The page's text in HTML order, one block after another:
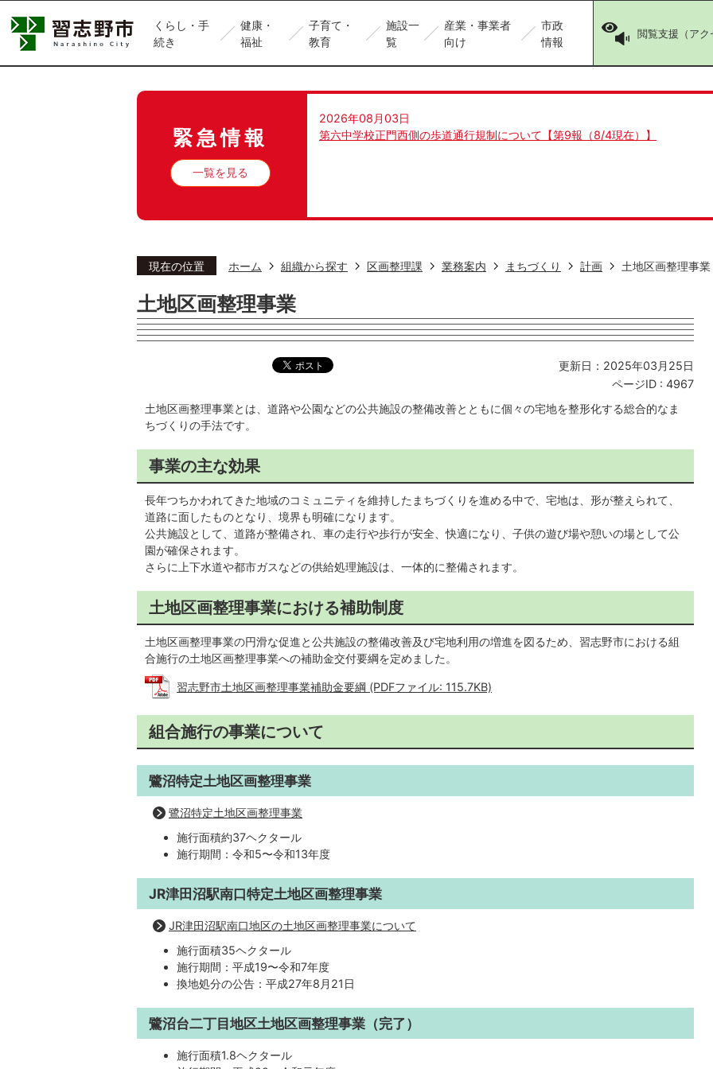
くらし・手
続き
健康・
福祉
子育て・
教育
施設一
覧
産業・事業者
向け
市政
情報
閲覧支援（アク
緊急情報
一覧を見る
2026年08月03日
第六中学校正門西側の歩道通行規制について【第9報（8/4現在）】
現在の位置 ホーム 組織から探す 区画整理課 業務案内 まちづくり 計画 土地区画整理事業
土地区画整理事業
更新日：2025年03月25日
ページID : 4967
土地区画整理事業とは、道路や公園などの公共施設の整備改善とともに個々の宅地を整形化する総合的なま
ちづくりの手法です。
事業の主な効果
長年つちかわれてきた地域のコミュニティを維持したまちづくりを進める中で、宅地は、形が整えられて、
道路に面したものとなり、境界も明確になります。
公共施設として、道路が整備され、車の走行や歩行が安全、快適になり、子供の遊び場や憩いの場として公
園が確保されます。
さらに上下水道や都市ガスなどの供給処理施設は、一体的に整備されます。
土地区画整理事業における補助制度
土地区画整理事業の円滑な促進と公共施設の整備改善及び宅地利用の増進を図るため、習志野市における組
合施行の土地区画整理事業への補助金交付要綱を定めました。
習志野市土地区画整理事業補助金要綱 (PDFファイル: 115.7KB)
組合施行の事業について
鷺沼特定土地区画整理事業
鷺沼特定土地区画整理事業
施行面積約37ヘクタール
施行期間：令和5〜令和13年度
JR津田沼駅南口特定土地区画整理事業
JR津田沼駅南口地区の土地区画整理事業について
施行面積35ヘクタール
施行期間：平成19〜令和7年度
換地処分の公告：平成27年8月21日
鷺沼台二丁目地区土地区画整理事業（完了）
施行面積1.8ヘクタール